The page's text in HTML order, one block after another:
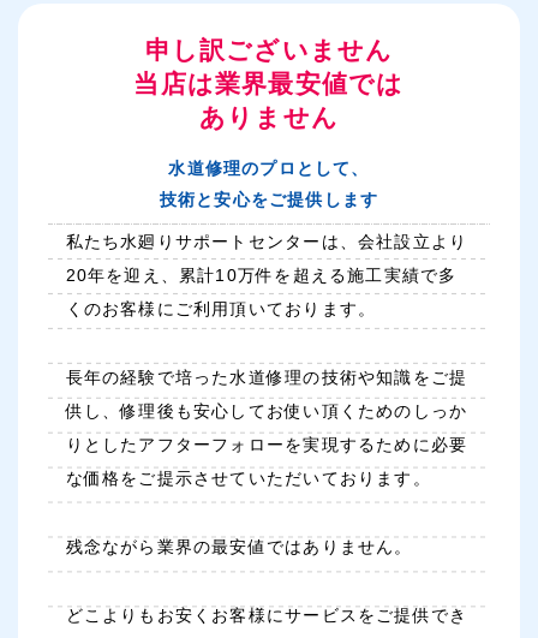
申し訳ございません
当店は業界最安値では
ありません
水道修理のプロとして、
技術と安心をご提供します
私たち水廻りサポートセンターは、会社設立より
20年を迎え、累計10万件を超える施工実績で多
くのお客様にご利用頂いております。
長年の経験で培った水道修理の技術や知識をご提
供し、修理後も安心してお使い頂くためのしっか
りとしたアフターフォローを実現するために必要
な価格をご提示させていただいております。
残念ながら業界の最安値ではありません。
どこよりもお安くお客様にサービスをご提供でき